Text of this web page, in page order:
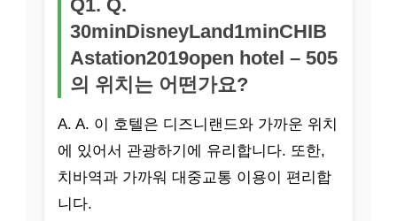
Q1. Q.
30minDisneyLand1minCHIB
Astation2019open hotel – 505
의 위치는 어떤가요?
A. A. 이 호텔은 디즈니랜드와 가까운 위치
에 있어서 관광하기에 유리합니다. 또한,
치바역과 가까워 대중교통 이용이 편리합
니다.